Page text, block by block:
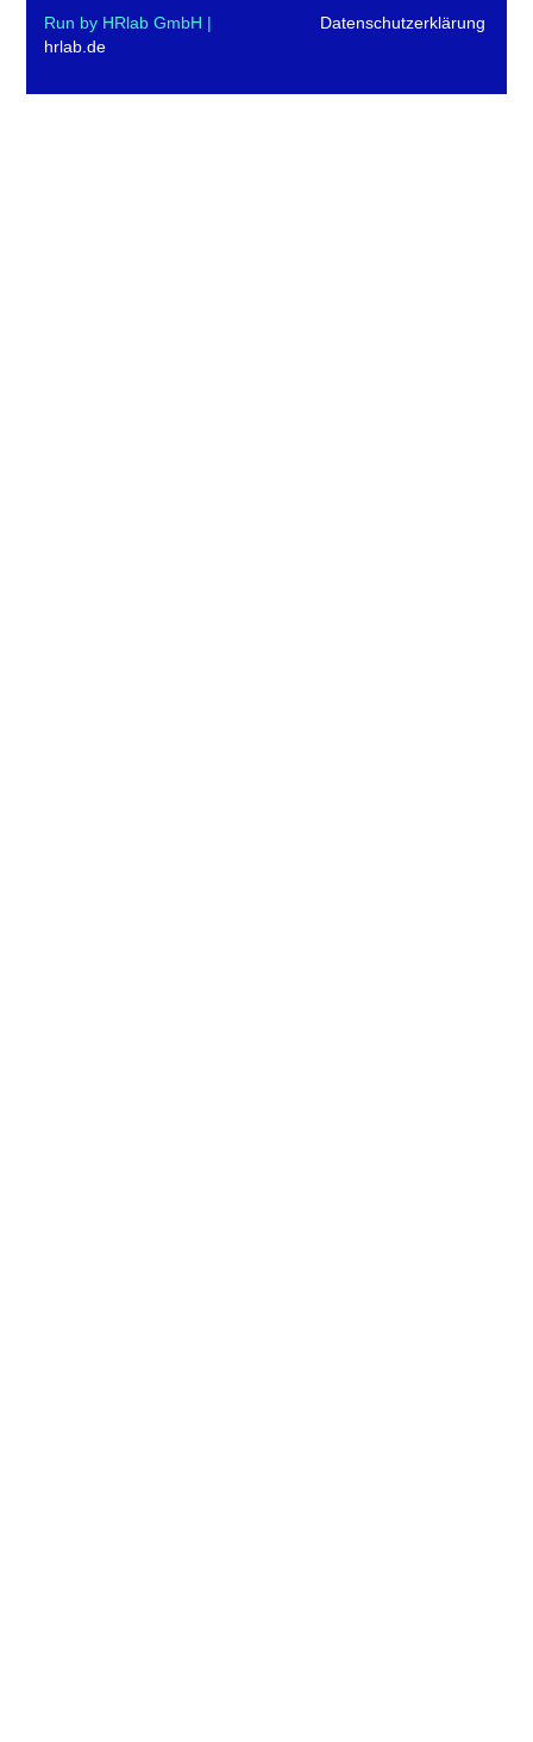
Run by HRlab GmbH |
hrlab.de
Datenschutzerklärung